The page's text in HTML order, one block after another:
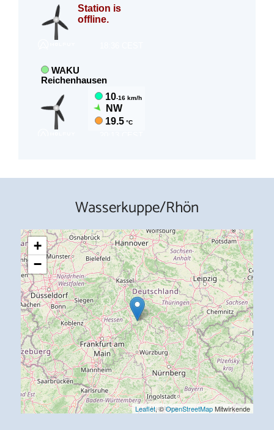
Wasserkuppe/Rhön
+
−
Leaflet, ©OpenStreetMapMitwirkende